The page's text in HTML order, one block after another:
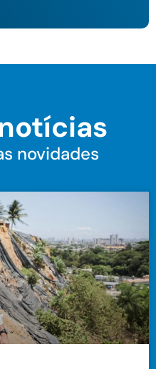
novidades